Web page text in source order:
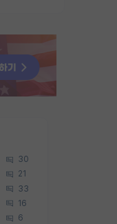
30
21
33
16
6